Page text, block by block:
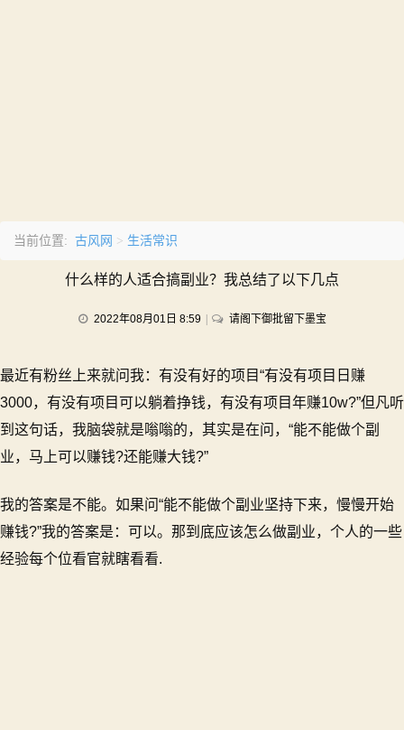
当前位置: 古风网 > 生活常识
什么样的人适合搞副业？我总结了以下几点
2022年08月01日 8:59 请阁下御批留下墨宝on
样
的
适
业？
最近有粉丝上来就问我：有没有好的项目“有没有项目日赚
3000，有没有项目可以躺着挣钱，有没有项目年赚10w?”但凡听
到这句话，我脑袋就是嗡嗡的，其实是在问，“能不能做个副
业，马上可以赚钱?还能赚大钱?”
我的答案是不能。如果问“能不能做个副业坚持下来，慢慢开始
赚钱?”我的答案是：可以。那到底应该怎么做副业，个人的一些
经验每个位看官就瞎看看.